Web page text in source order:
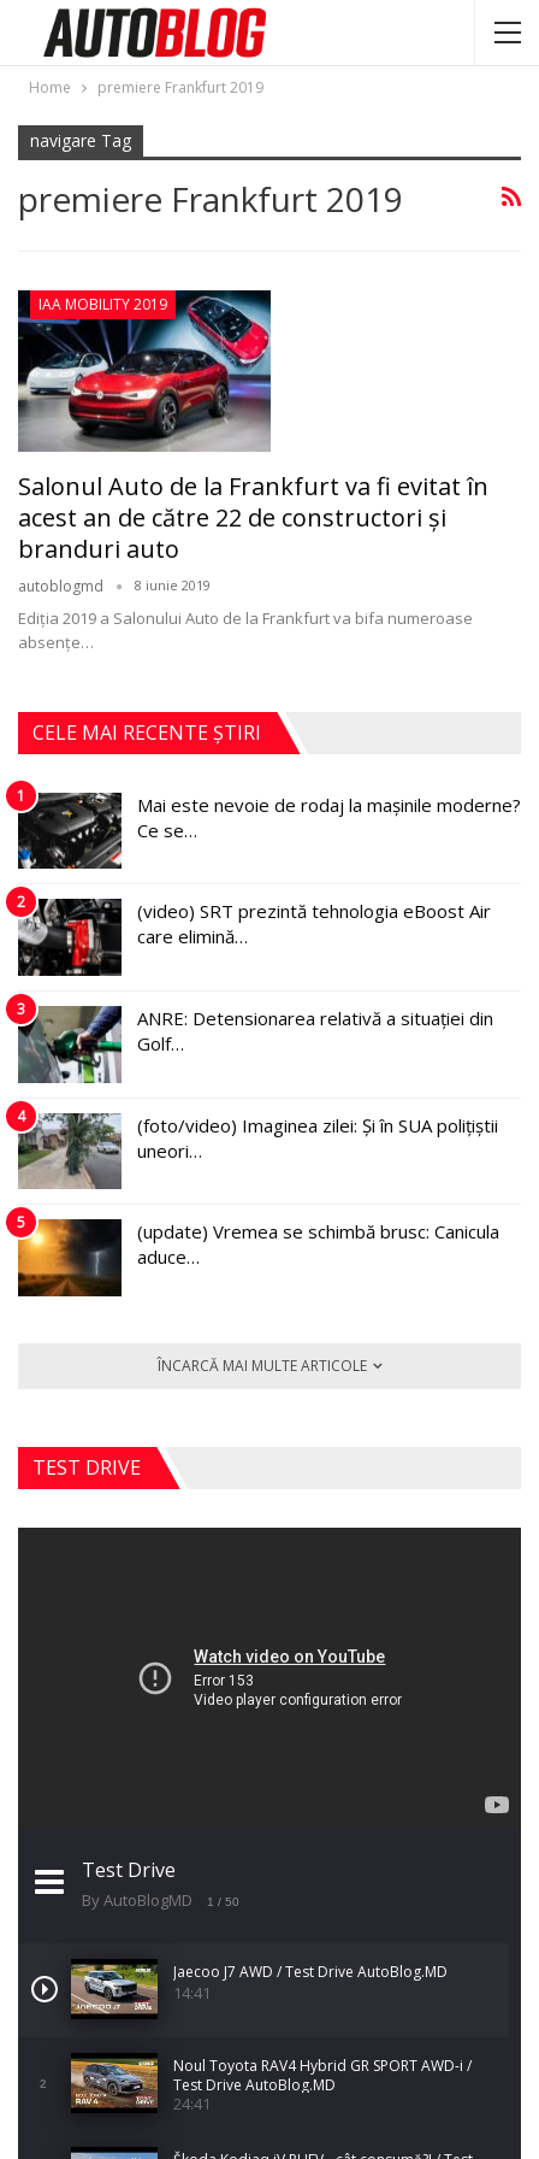
Home premiere Frankfurt 2019
navigare Tag
premiere Frankfurt 2019
IAA MOBILITY 2019
Salonul Auto de la Frankfurt va fi evitat în
acest an de către 22 de constructori şi
branduri auto
autoblogmd 8 iunie 2019
Ediția 2019 a Salonului Auto de la Frankfurt va bifa numeroase
absențe…
CELE MAI RECENTE ȘTIRI
1
Mai este nevoie de rodaj la mașinile moderne?
Ce se…
2
(video) SRT prezintă tehnologia eBoost Air
care elimină…
3
ANRE: Detensionarea relativă a situației din
Golf…
4
(foto/video) Imaginea zilei: Și în SUA polițiștii
uneori…
5
(update) Vremea se schimbă brusc: Canicula
aduce…
ÎNCARCĂ MAI MULTE ARTICOLE
TEST DRIVE
Test Drive
By AutoBlogMD 1 / 50
Jaecoo J7 AWD / Test Drive AutoBlog.MD
14:41
2
Noul Toyota RAV4 Hybrid GR SPORT AWD-i /
Test Drive AutoBlog.MD
24:41